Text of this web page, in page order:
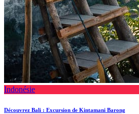
Indonésie
Découvrez Bali : Excursion de Kintamani Barong